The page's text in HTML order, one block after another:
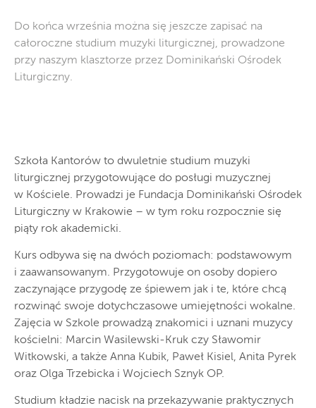
Do końca września można się jeszcze zapisać na
całoroczne studium muzyki liturgicznej, prowadzone
przy naszym klasztorze przez Dominikański Ośrodek
Liturgiczny.
Szkoła Kantorów to dwuletnie studium muzyki
liturgicznej przygotowujące do posługi muzycznej
w Kościele. Prowadzi je Fundacja Dominikański Ośrodek
Liturgiczny w Krakowie – w tym roku rozpocznie się
piąty rok akademicki.
Kurs odbywa się na dwóch poziomach: podstawowym
i zaawansowanym. Przygotowuje on osoby dopiero
zaczynające przygodę ze śpiewem jak i te, które chcą
rozwinąć swoje dotychczasowe umiejętności wokalne.
Zajęcia w Szkole prowadzą znakomici i uznani muzycy
kościelni: Marcin Wasilewski-Kruk czy Sławomir
Witkowski, a także Anna Kubik, Paweł Kisiel, Anita Pyrek
oraz Olga Trzebicka i Wojciech Sznyk OP.
Studium kładzie nacisk na przekazywanie praktycznych